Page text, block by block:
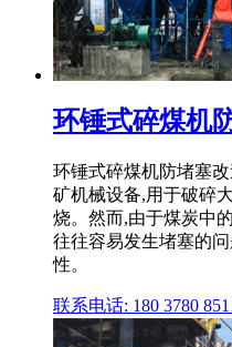
环锤式碎煤机
环锤式碎煤机防堵塞
矿机械设备,用于破碎
烧。然而,由于煤炭中
往往容易发生堵塞的
性。
联系电话: 180 3780